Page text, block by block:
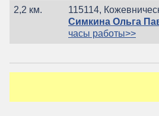
2,2 км.
115114,
Симкина Ольга
часы работы>>